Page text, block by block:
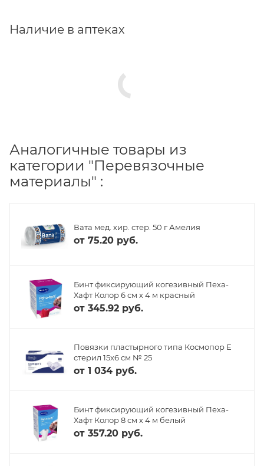
Наличие в аптеках
Аналогичные товары из
категории "Перевязочные
материалы" :
Вата мед. хир. стер. 50 г Амелия
от 75.20 руб.
Бинт фиксирующий когезивный Пеха-
Хафт Колор 6 см х 4 м красный
от 345.92 руб.
Повязки пластырного типа Космопор Е
стерил 15х6 см № 25
от 1 034 руб.
Бинт фиксирующий когезивный Пеха-
Хафт Колор 8 см х 4 м белый
от 357.20 руб.